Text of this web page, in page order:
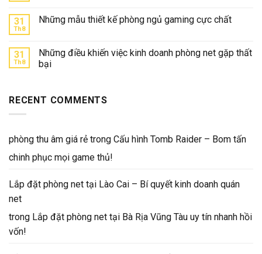
31
Th8
Những mẫu thiết kế phòng ngủ gaming cực chất
31
Th8
Những điều khiến việc kinh doanh phòng net gặp thất
bại
RECENT COMMENTS
phòng thu âm giá rẻ trong Cấu hình Tomb Raider – Bom tấn
chinh phục mọi game thủ!
Lắp đặt phòng net tại Lào Cai – Bí quyết kinh doanh quán
net
trong Lắp đặt phòng net tại Bà Rịa Vũng Tàu uy tín nhanh hồi
vốn!